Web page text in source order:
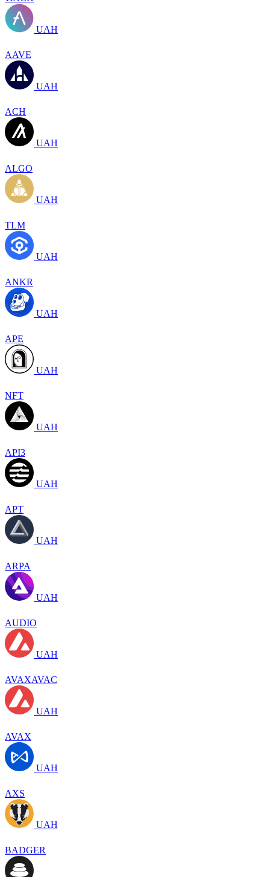
UAH
AAVE
UAH
ACH
UAH
ALGO
UAH
TLM
UAH
ANKR
UAH
APE
UAH
NFT
UAH
API3
UAH
APT
UAH
ARPA
UAH
AUDIO
UAH
AVAXAVAC
UAH
AVAX
UAH
AXS
UAH
BADGER